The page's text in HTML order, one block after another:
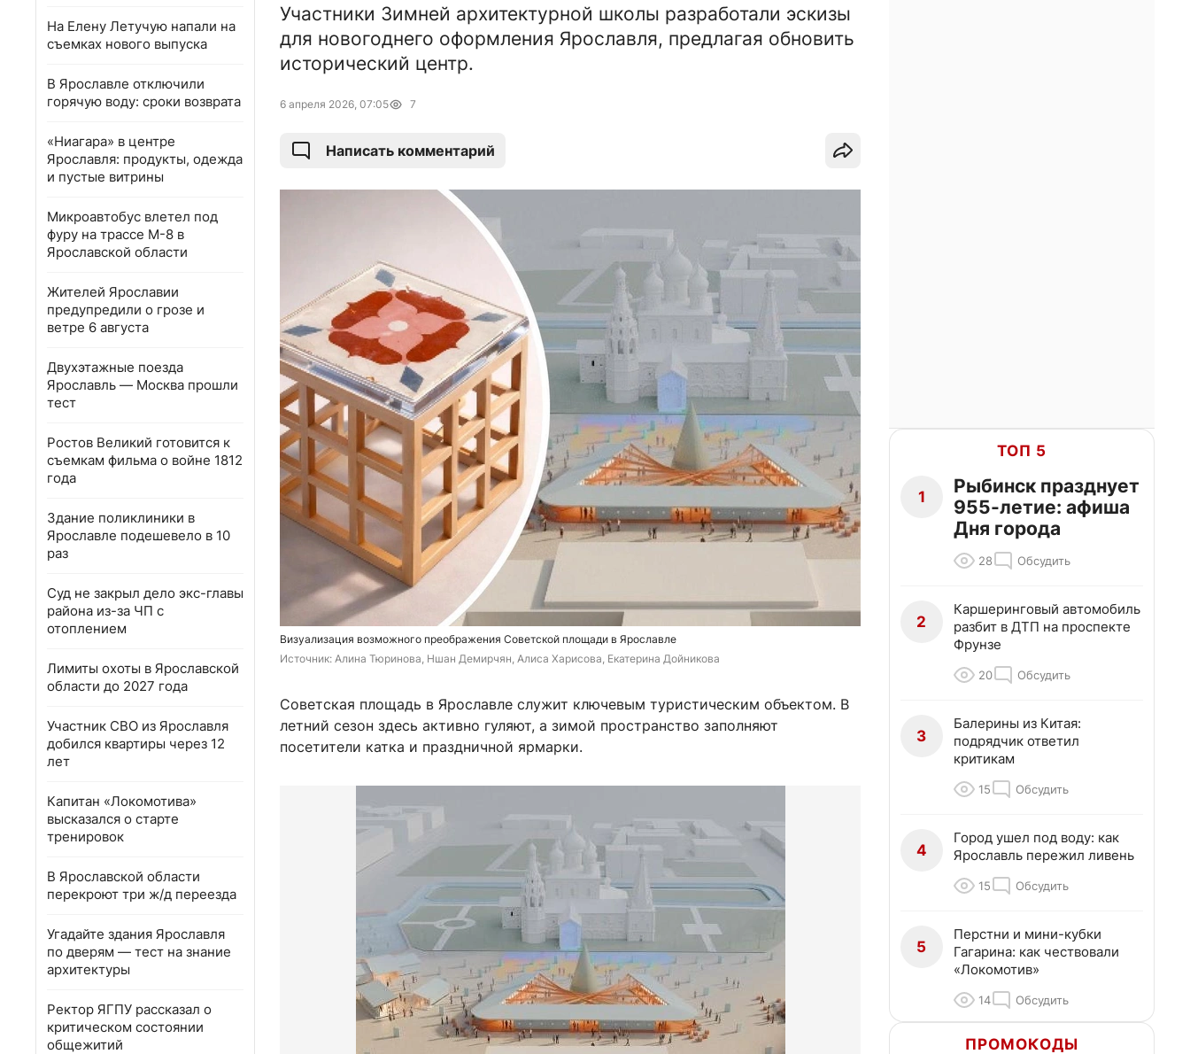
На Елену Летучую напали на
съемках нового выпуска
В Ярославле отключили
горячую воду: сроки возврата
«Ниагара» в центре
Ярославля: продукты, одежда
и пустые витрины
Микроавтобус влетел под
фуру на трассе М-8 в
Ярославской области
Жителей Ярославии
предупредили о грозе и
ветре 6 августа
Двухэтажные поезда
Ярославль — Москва прошли
тест
Ростов Великий готовится к
съемкам фильма о войне 1812
года
Здание поликлиники в
Ярославле подешевело в 10
раз
Суд не закрыл дело экс-главы
района из-за ЧП с
отоплением
Лимиты охоты в Ярославской
области до 2027 года
Участник СВО из Ярославля
добился квартиры через 12
лет
Капитан «Локомотива»
высказался о старте
тренировок
В Ярославской области
перекроют три ж/д переезда
Угадайте здания Ярославля
по дверям — тест на знание
архитектуры
Ректор ЯГПУ рассказал о
критическом состоянии
общежитий
Участники Зимней архитектурной школы разработали эскизы
для новогоднего оформления Ярославля, предлагая обновить
исторический центр.
6 апреля 2026, 07:05 7
Написать комментарий
Визуализация возможного преображения Советской площади в Ярославле
Источник: Алина Тюринова, Ншан Демирчян, Алиса Харисова, Екатерина Дойникова
Советская площадь в Ярославле служит ключевым туристическим объектом. В
летний сезон здесь активно гуляют, а зимой пространство заполняют
посетители катка и праздничной ярмарки.
ТОП 5
1
Рыбинск празднует
955-летие: афиша
Дня города
28 Обсудить
2
Каршеринговый автомобиль
разбит в ДТП на проспекте
Фрунзе
20 Обсудить
3
Балерины из Китая:
подрядчик ответил
критикам
15 Обсудить
4
Город ушел под воду: как
Ярославль пережил ливень
15 Обсудить
5
Перстни и мини-кубки
Гагарина: как чествовали
«Локомотив»
14 Обсудить
ПРОМОКОДЫ